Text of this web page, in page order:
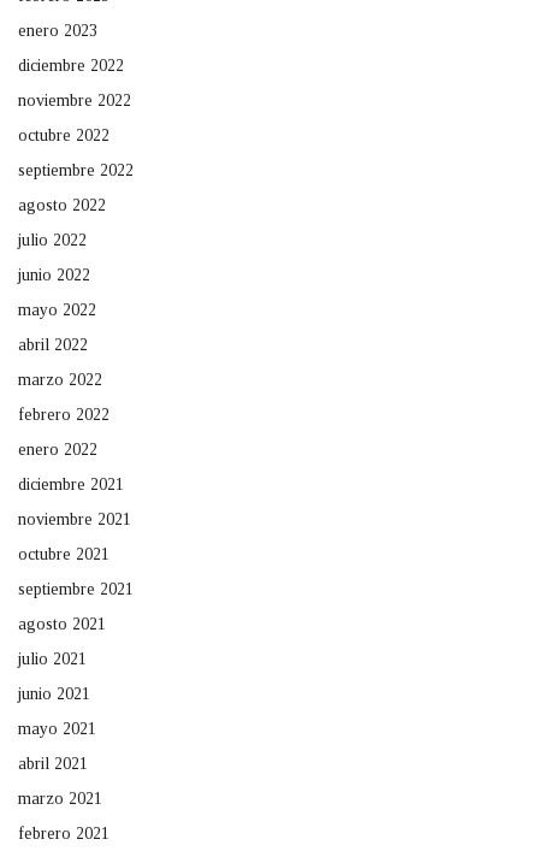
enero 2023
diciembre 2022
noviembre 2022
octubre 2022
septiembre 2022
agosto 2022
julio 2022
junio 2022
mayo 2022
abril 2022
marzo 2022
febrero 2022
enero 2022
diciembre 2021
noviembre 2021
octubre 2021
septiembre 2021
agosto 2021
julio 2021
junio 2021
mayo 2021
abril 2021
marzo 2021
febrero 2021